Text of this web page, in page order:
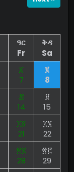
ዓር
Fr
ቅዳ
Sa
፩
7
፪
8
፰
14
፱
15
፲፭
21
፲፮
22
፳፪
28
፳፫
29